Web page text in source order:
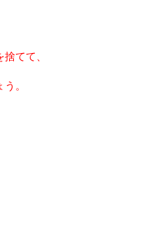
てて、
。